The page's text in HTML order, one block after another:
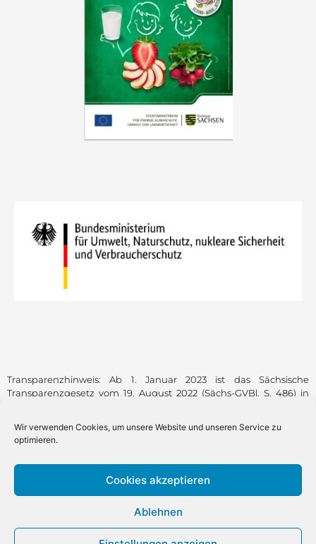
Wir verwenden Cookies, um unsere Website und unseren Service zu
optimieren.
Cookies akzeptieren
Ablehnen
Transparenzhinweis: Ab 1. Januar 2023 ist das Sächsische
Transparenzgesetz vom 19. August 2022 (Sächs-GVBl. S. 486) in
verfügbaren Informationen, soweit keine Ausnahme gilt
(Transparenzanspruch). Schulen sind transparenzpflichtige
Drittmittelgebern, die Höhe der Drittmittel und die Laufzeit der
mit Drittmitteln finanzierten abgeschlossenen